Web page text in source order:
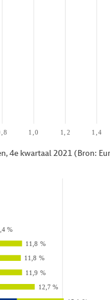
4e kwartaal 2021 (Bron: